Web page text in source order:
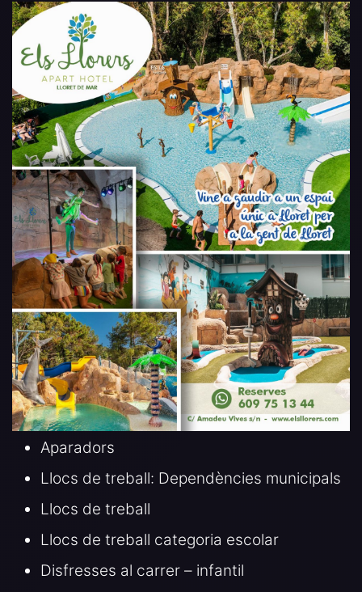
Aparadors
Llocs de treball: Dependències municipals
Llocs de treball
Llocs de treball categoria escolar
Disfresses al carrer – infantil